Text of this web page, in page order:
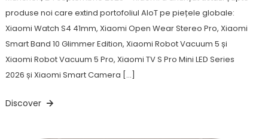
produse noi care extind portofoliul AIoT pe piețele globale:
Xiaomi Watch S4 41mm, Xiaomi Open Wear Stereo Pro, Xiaomi
Smart Band 10 Glimmer Edition, Xiaomi Robot Vacuum 5 și
Xiaomi Robot Vacuum 5 Pro, Xiaomi TV S Pro Mini LED Series
2026 și Xiaomi Smart Camera […]
Discover